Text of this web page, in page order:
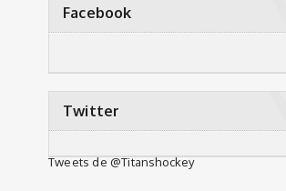
Facebook
Twitter
Tweets de @Titanshockey